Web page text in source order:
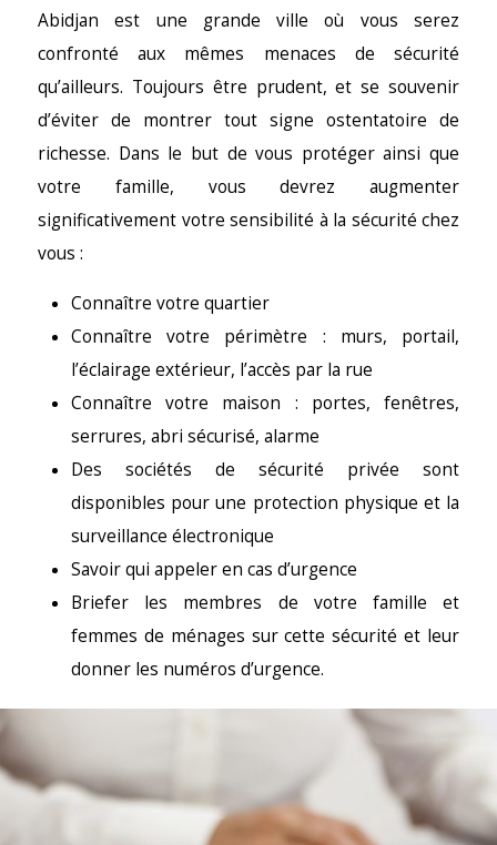
Abidjan est une grande ville où vous serez
confronté aux mêmes menaces de sécurité
qu’ailleurs. Toujours être prudent, et se souvenir
d’éviter de montrer tout signe ostentatoire de
richesse. Dans le but de vous protéger ainsi que
votre famille, vous devrez augmenter
significativement votre sensibilité à la sécurité chez
vous :
Connaître votre quartier
Connaître votre périmètre : murs, portail,
l’éclairage extérieur, l’accès par la rue
Connaître votre maison : portes, fenêtres,
serrures, abri sécurisé, alarme
Des sociétés de sécurité privée sont
disponibles pour une protection physique et la
surveillance électronique
Savoir qui appeler en cas d’urgence
Briefer les membres de votre famille et
femmes de ménages sur cette sécurité et leur
donner les numéros d’urgence.